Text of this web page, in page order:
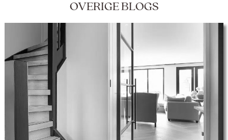
OVERIGE BLOGS